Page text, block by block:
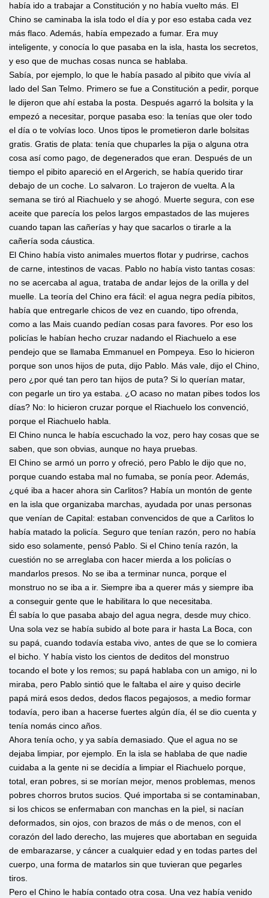
había ido a trabajar a Constitución y no había vuelto más. El
Chino se caminaba la isla todo el día y por eso estaba cada vez
más flaco. Además, había empezado a fumar. Era muy
inteligente, y conocía lo que pasaba en la isla, hasta los secretos,
y eso que de muchas cosas nunca se hablaba.
Sabía, por ejemplo, lo que le había pasado al pibito que vivía al
lado del San Telmo. Primero se fue a Constitución a pedir, porque
le dijeron que ahí estaba la posta. Después agarró la bolsita y la
empezó a necesitar, porque pasaba eso: la tenías que oler todo
el día o te volvías loco. Unos tipos le prometieron darle bolsitas
gratis. Gratis de plata: tenía que chuparles la pija o alguna otra
cosa así como pago, de degenerados que eran. Después de un
tiempo el pibito apareció en el Argerich, se había querido tirar
debajo de un coche. Lo salvaron. Lo trajeron de vuelta. A la
semana se tiró al Riachuelo y se ahogó. Muerte segura, con ese
aceite que parecía los pelos largos empastados de las mujeres
cuando tapan las cañerías y hay que sacarlos o tirarle a la
cañería soda cáustica.
El Chino había visto animales muertos flotar y pudrirse, cachos
de carne, intestinos de vacas. Pablo no había visto tantas cosas:
no se acercaba al agua, trataba de andar lejos de la orilla y del
muelle. La teoría del Chino era fácil: el agua negra pedía pibitos,
había que entregarle chicos de vez en cuando, tipo ofrenda,
como a las Mais cuando pedían cosas para favores. Por eso los
policías le habían hecho cruzar nadando el Riachuelo a ese
pendejo que se llamaba Emmanuel en Pompeya. Eso lo hicieron
porque son unos hijos de puta, dijo Pablo. Más vale, dijo el Chino,
pero ¿por qué tan pero tan hijos de puta? Si lo querían matar,
con pegarle un tiro ya estaba. ¿O acaso no matan pibes todos los
días? No: lo hicieron cruzar porque el Riachuelo los convenció,
porque el Riachuelo habla.
El Chino nunca le había escuchado la voz, pero hay cosas que se
saben, que son obvias, aunque no haya pruebas.
El Chino se armó un porro y ofreció, pero Pablo le dijo que no,
porque cuando estaba mal no fumaba, se ponía peor. Además,
¿qué iba a hacer ahora sin Carlitos? Había un montón de gente
en la isla que organizaba marchas, ayudada por unas personas
que venían de Capital: estaban convencidos de que a Carlitos lo
había matado la policía. Seguro que tenían razón, pero no había
sido eso solamente, pensó Pablo. Si el Chino tenía razón, la
cuestión no se arreglaba con hacer mierda a los policías o
mandarlos presos. No se iba a terminar nunca, porque el
monstruo no se iba a ir. Siempre iba a querer más y siempre iba
a conseguir gente que le habilitara lo que necesitaba.
Él sabía lo que pasaba abajo del agua negra, desde muy chico.
Una sola vez se había subido al bote para ir hasta La Boca, con
su papá, cuando todavía estaba vivo, antes de que se lo comiera
el bicho. Y había visto los cientos de deditos del monstruo
tocando el bote y los remos; su papá hablaba con un amigo, ni lo
miraba, pero Pablo sintió que le faltaba el aire y quiso decirle
papá mirá esos dedos, dedos flacos pegajosos, a medio formar
todavía, pero iban a hacerse fuertes algún día, él se dio cuenta y
tenía nomás cinco años.
Ahora tenía ocho, y ya sabía demasiado. Que el agua no se
dejaba limpiar, por ejemplo. En la isla se hablaba de que nadie
cuidaba a la gente ni se decidía a limpiar el Riachuelo porque,
total, eran pobres, si se morían mejor, menos problemas, menos
pobres chorros brutos sucios. Qué importaba si se contaminaban,
si los chicos se enfermaban con manchas en la piel, si nacían
deformados, sin ojos, con brazos de más o de menos, con el
corazón del lado derecho, las mujeres que abortaban en seguida
de embarazarse, y cáncer a cualquier edad y en todas partes del
cuerpo, una forma de matarlos sin que tuvieran que pegarles
tiros.
Pero el Chino le había contado otra cosa. Una vez había venido